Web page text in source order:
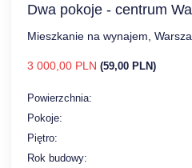
Dwa pokoje - centrum
Mieszkanie na wynajem,
3 000,00 PLN (59,00 PLN)
Powierzchnia:
Pokoje:
Piętro:
Rok budowy: